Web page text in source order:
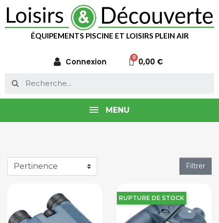
ÉQUIPEMENTS PISCINE ET LOISIRS PLEIN AIR
Connexion 0,00 €
MENU
Filtrer
RUPTURE DE STOCK